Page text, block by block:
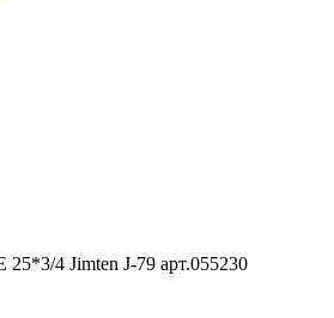
25*3/4 Jimten J-79 арт.055230